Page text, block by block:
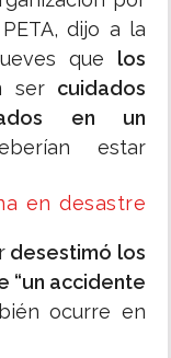
dijo a la
que los
ser cuidados
en un
estar
en desastre
desestimó los
“un accidente
ocurre en